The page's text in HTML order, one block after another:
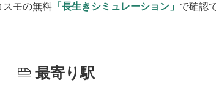
スモの無料 「長生きシミュレーション」 で確認
最寄り駅